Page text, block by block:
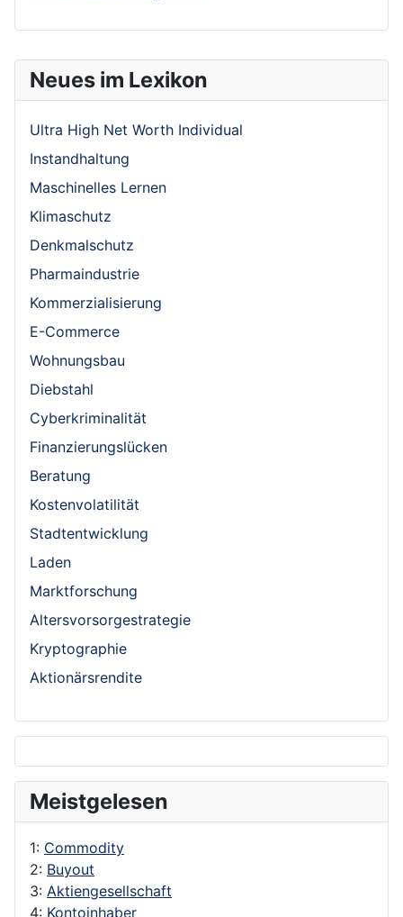
Neues im Lexikon
Ultra High Net Worth Individual
Instandhaltung
Maschinelles Lernen
Klimaschutz
Denkmalschutz
Pharmaindustrie
Kommerzialisierung
E-Commerce
Wohnungsbau
Diebstahl
Cyberkriminalität
Finanzierungslücken
Beratung
Kostenvolatilität
Stadtentwicklung
Laden
Marktforschung
Altersvorsorgestrategie
Kryptographie
Aktionärsrendite
Meistgelesen
1: Commodity
2: Buyout
3: Aktiengesellschaft
4: Kontoinhaber